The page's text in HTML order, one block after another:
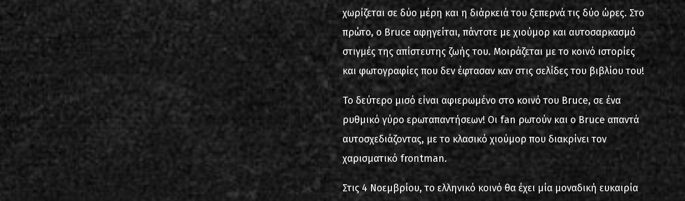
χωρίζεται σε δύο μέρη και η διάρκειά του ξεπερνά τις δύο ώρες. Στο
πρώτο, ο Bruce αφηγείται, πάντοτε με χιούμορ και αυτοσαρκασμό
στιγμές της απίστευτης ζωής του. Μοιράζεται με το κοινό ιστορίες
και φωτογραφίες που δεν έφτασαν καν στις σελίδες του βιβλίου του!
Το δεύτερο μισό είναι αφιερωμένο στο κοινό του Bruce, σε ένα
ρυθμικό γύρο ερωταπαντήσεων! Οι fan ρωτούν και ο Bruce απαντά
αυτοσχεδιάζοντας, με το κλασικό χιούμορ που διακρίνει τον
χαρισματικό frontman.
Στις 4 Νοεμβρίου, το ελληνικό κοινό θα έχει μία μοναδική ευκαιρία